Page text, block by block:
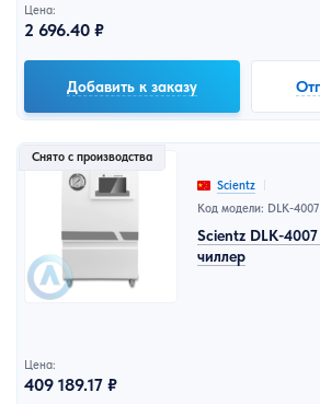
Цена:
2 696.40 ₽
Добавить к заказу
Снято с производства
Scientz
Код модели: DLK-4007
Scientz DLK-
чиллер
Цена:
409 189.17 ₽